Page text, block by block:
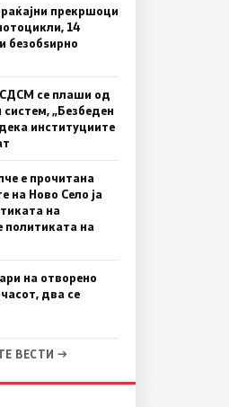
прекршоци
14
безобѕирно
се плаши од
„Безбеден
институциите
е прочитана
на Ново Село ја
на
политиката на
на отворено
два се
ВЕСТИ →